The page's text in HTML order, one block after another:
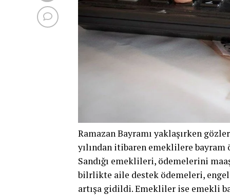
Ramazan Bayramı yaklaşırken
yılından itibaren emeklilere bayram
Sandığı emeklileri, ödemelerini
bilrlikte aile destek ödemeleri,
artışa gidildi. Emekliler ise emekli